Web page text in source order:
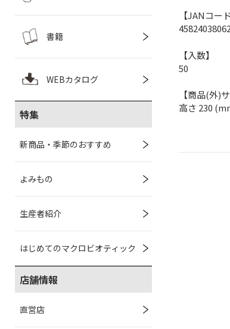
書籍
WEBカタログ
特集
新商品・季節のおすすめ
よみもの
生産者紹介
はじめてのマクロビオティック
店舗情報
直営店
【JANコード
【入数】
50
【商品(外)
高さ 230